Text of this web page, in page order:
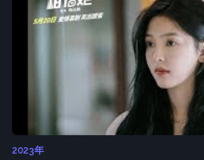
2023年